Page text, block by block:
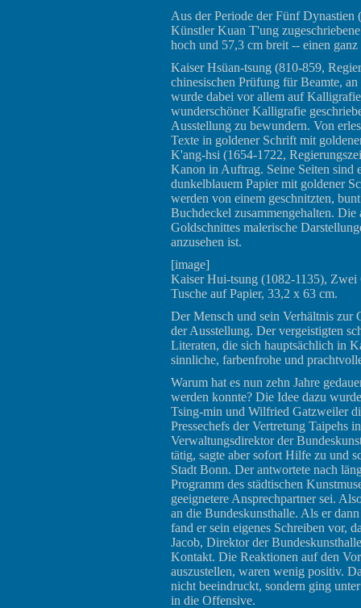
Aus der Periode der Fünf Dynastien
Künstler Kuan T'ung
hoch und 57,3 cm breit -- einen
Kaiser Hsüan-tsung (810-859,
chinesischen Prüfung für Beamte,
wurde dabei vor allem auf
wunderschöner Kalligrafie
Ausstellung zu bewundern. Von
Texte in goldener Schrift mit
K'ang-hsi (1654-1722,
Kanon in Auftrag. Seine Seiten sind
dunkelblauem Papier mit goldener
werden von einem geschnitzten,
Buchdeckel zusammengehalten. Die
Goldschnittes malerische
anzusehen ist.
[image]
Kaiser Hui-tsung (1082-1135),
Tusche auf Papier, 33,2 x 63 cm.
Der Mensch und sein Verhältnis zur
der Ausstellung. Der vergeistigten
Literaten, die sich hauptsächlich in
sinnliche, farbenfrohe und
Warum hat es nun zehn Jahre
werden konnte? Die Idee dazu
Tsing-min und Wilfried Gatzweiler
Pressechefs der Vertretung Taipehs
Verwaltungsdirektor der
tätig, sagte aber sofort Hilfe zu und
Stadt Bonn. Der antwortete nach
Programm des städtischen
geeignetere Ansprechpartner sei.
an die Bundeskunsthalle. Als er
fand er sein eigenes Schreiben vor,
Jacob, Direktor der
Kontakt. Die Reaktionen auf den
auszustellen, waren wenig positiv.
nicht beeindruckt, sondern ging
in die Offensive.